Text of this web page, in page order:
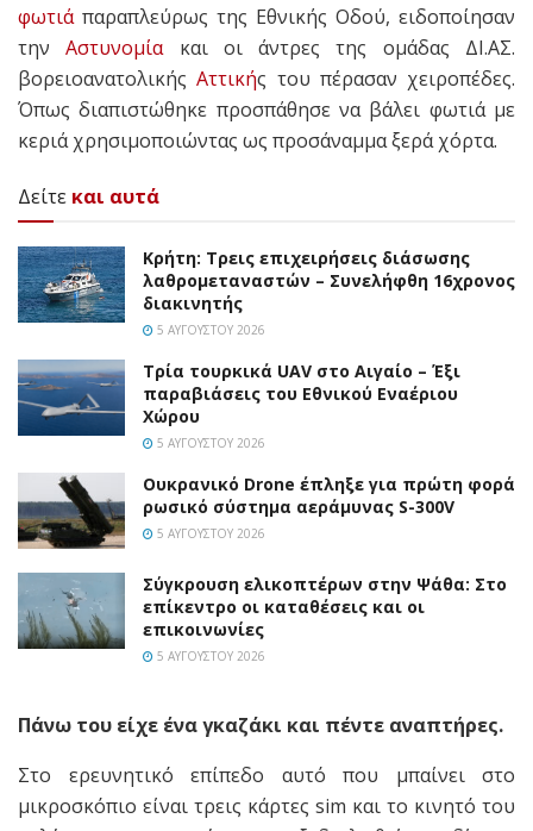
φωτιάπαραπλεύρως της Εθνικής Οδού, ειδοποίησαν
τηνΑστυνομίακαι οι άντρες της ομάδας ΔΙ.ΑΣ.
βορειοανατολικήςΑττικής του πέρασαν χειροπέδες.
Όπως διαπιστώθηκε προσπάθησε να βάλει φωτιά με
κεριά χρησιμοποιώντας ως προσάναμμα ξερά χόρτα.
Δείτε και αυτά
Κρήτη: Τρεις επιχειρήσεις διάσωσης
λαθρομεταναστών – Συνελήφθη 16χρονος
διακινητής
5 ΑΥΓΟΎΣΤΟΥ 2026
Τρία τουρκικά UAV στο Αιγαίο – Έξι
παραβιάσεις του Εθνικού Εναέριου
Χώρου
5 ΑΥΓΟΎΣΤΟΥ 2026
Ουκρανικό Drone έπληξε για πρώτη φορά
ρωσικό σύστημα αεράμυνας S-300V
5 ΑΥΓΟΎΣΤΟΥ 2026
Σύγκρουση ελικοπτέρων στην Ψάθα: Στο
επίκεντρο οι καταθέσεις και οι
επικοινωνίες
5 ΑΥΓΟΎΣΤΟΥ 2026
Πάνω του είχε ένα γκαζάκι και πέντε αναπτήρες.
Στο ερευνητικό επίπεδο αυτό που μπαίνει στο
μικροσκόπιο είναι τρεις κάρτες sim και το κινητό του